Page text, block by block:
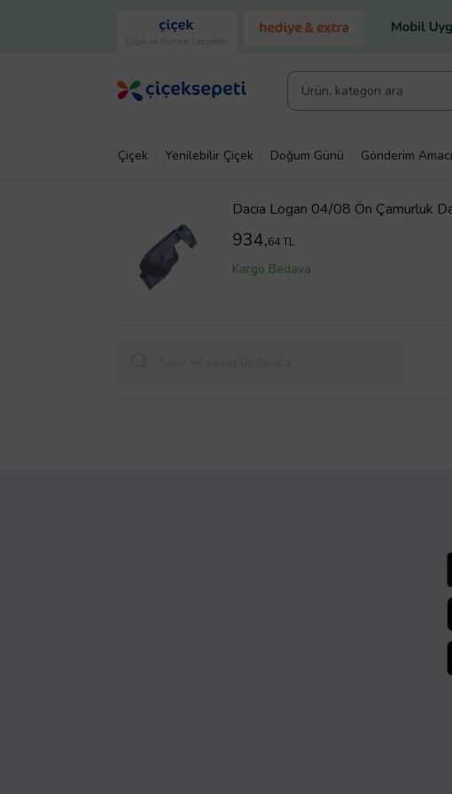
Çiçek ve Gurme Lezzetler
Çiçek Yenilebilir Çiçek Doğum Günü Gönderim Amacı
Dacia Logan 04/08 Ön Çamurluk
934,64 TL
Kargo Bedava